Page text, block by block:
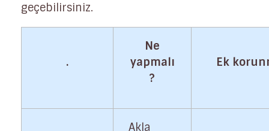
geçebilirsiniz.
.
Ne
yapmalı
?
Ek
Akla